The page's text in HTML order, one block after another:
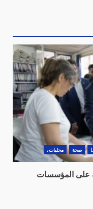
صحة محليات،
على المؤسسات